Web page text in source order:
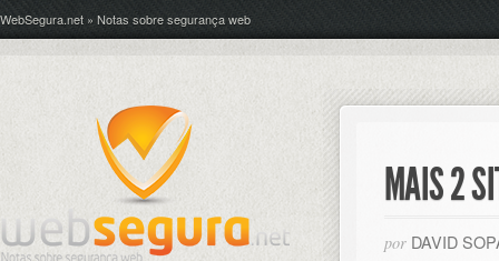
WebSegura.net » Notas sobre segurança web
MAIS 2
por DAVID